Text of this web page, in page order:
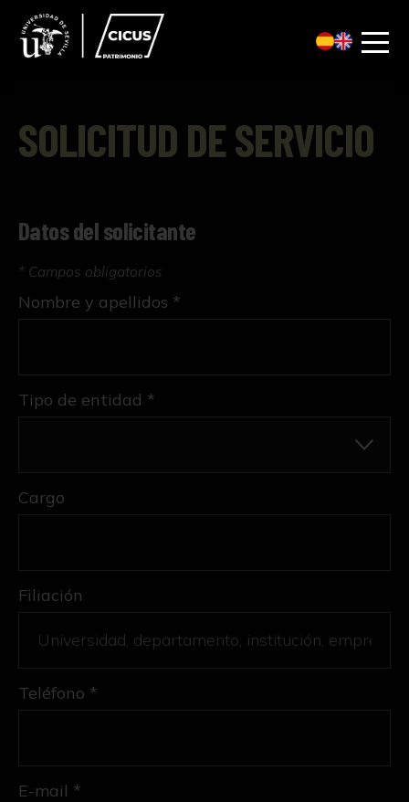
SOLICITUD DE SERVICIO
Datos del solicitante
* Campos obligatorios
Tipo de entidad *
Nombre y apellidos *
Cargo
Filiación
Teléfono *
E-mail *